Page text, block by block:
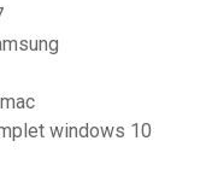
windows 10